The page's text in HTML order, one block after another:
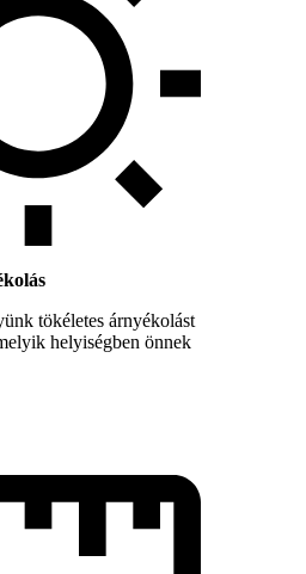
tökéletes árnyékolást
helyiségben önnek